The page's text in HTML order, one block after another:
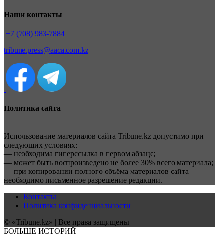
Наши контакты
+7 (708) 983-7884
tribune.press@aaca.com.kz
Политика сайта
Использование материалов сайта Tribune.kz допустимо при
следующих условиях:
— необходима гиперссылка в первом абзаце;
— может быть воспроизведено не более 30% всего материала;
— при копировании полного объёма материалов сайта
необходимо письменное разрешение редакции.
Контакты
Политика конфиденциальности
© «Tribune.kz» | Все права защищены
БОЛЬШЕ ИСТОРИЙ